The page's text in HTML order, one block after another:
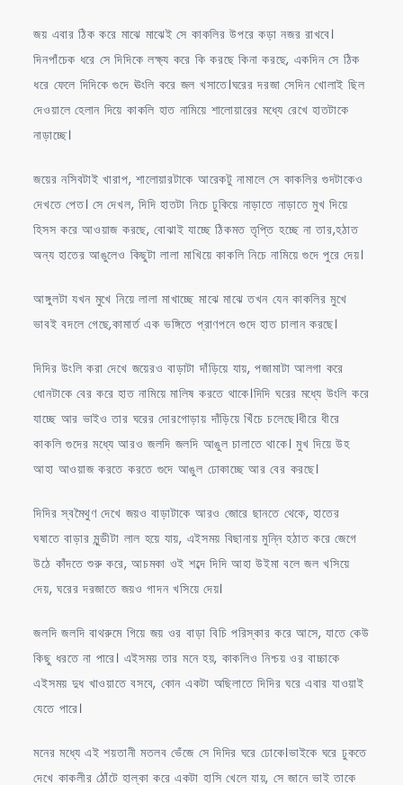
জয় এবার ঠিক করে মাঝে মাঝেই সে কাকলির উপরে কড়া নজর রাখবে।
দিনপাঁচেক ধরে সে দিদিকে লক্ষ্য করে কি করছে কিনা করছে, একদিন সে ঠিক
ধরে ফেলে দিদিকে গুদে ঊংলি করে জল খসাতে।ঘরের দরজা সেদিন খোলাই ছিল
দেওয়ালে হেলান দিয়ে কাকলি হাত নামিয়ে শালোয়ারের মধ্যে রেখে হাতটাকে
নাড়াচ্ছে।
জয়ের নসিবটাই খারাপ, শালোয়ারটাকে আরেকটু নামালে সে কাকলির গুদটাকেও
দেখতে পেত। সে দেখল, দিদি হাতটা নিচে ঢুকিয়ে নাড়াতে নাড়াতে মুখ দিয়ে
হিসস করে আওয়াজ করছে, বোঝাই যাচ্ছে ঠিকমত তৃপ্তি হচ্ছে না তার,হঠাত
অন্য হাতের আঙুলেও কিছুটা লালা মাখিয়ে কাকলি নিচে নামিয়ে গুদে পুরে দেয়।
আঙ্গুলটা যখন মুখে নিয়ে লালা মাখাচ্ছে মাঝে মাঝে তখন যেন কাকলির মুখে
ভাবই বদলে গেছে,কামার্ত এক ভঙ্গিতে প্রাণপনে গুদে হাত চালান করছে।
দিদির উংলি করা দেখে জয়েরও বাড়াটা দাঁড়িয়ে যায়, পজামাটা আলগা করে
ধোনটাকে বের করে হাত নামিয়ে মালিষ করতে থাকে।দিদি ঘরের মধ্যে উংলি করে
যাচ্ছে আর ভাইও তার ঘরের দোরগোড়ায় দাঁড়িয়ে খিঁচে চলেছে।ধীরে ধীরে
কাকলি গুদের মধ্যে আরও জলদি জলদি আঙুল চালাতে থাকে। মুখ দিয়ে উহ
আহা আওয়াজ করতে করতে গুদে আঙুল ঢোকাচ্ছে আর বের করছে।
দিদির স্বমৈথুণ দেখে জয়ও বাড়াটাকে আরও জোরে ছানতে থেকে, হাতের
ঘষাতে বাড়ার মুন্ডীটা লাল হয়ে যায়, এইসময় বিছানায় মুন্নি হঠাত করে জেগে
উঠে কাঁদতে শুরু করে, আচমকা ওই শব্দে দিদি আহা উইমা বলে জল খসিয়ে
দেয়, ঘরের দরজাতে জয়ও গাদন খসিয়ে দেয়।
জলদি জলদি বাথরুমে গিয়ে জয় ওর বাড়া বিচি পরিস্কার করে আসে, যাতে কেউ
কিছু ধরতে না পারে। এইসময় তার মনে হয়, কাকলিও নিশ্চয় ওর বাচ্চাকে
এইসময় দুধ খাওয়াতে বসবে, কোন একটা অছিলাতে দিদির ঘরে এবার যাওয়াই
যেতে পারে।
মনের মধ্যে এই শয়তানী মতলব ভেঁজে সে দিদির ঘরে ঢোকে।ভাইকে ঘরে ঢুকতে
দেখে কাকলীর ঠোঁটে হাল্কা করে একটা হাসি খেলে যায়, সে জানে ভাই তাকে